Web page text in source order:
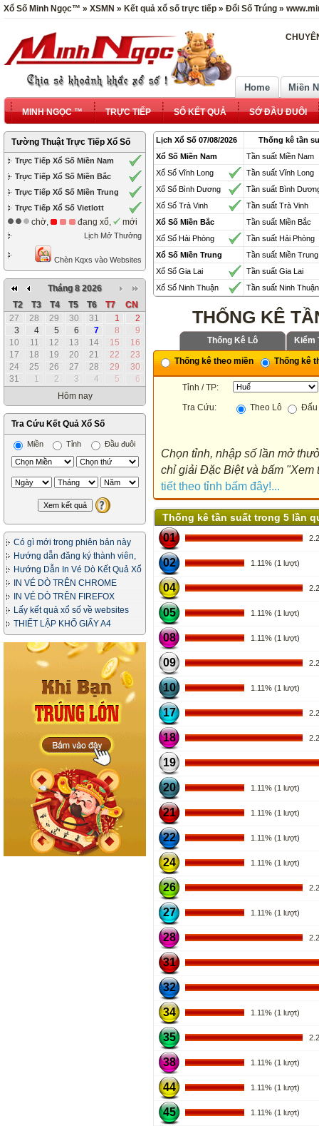
Xổ Số Minh Ngọc™ » XSMN » Kết quả xổ số trực tiếp » Đổi Số Trúng »
Home Miền
MINH NGỌC ™ TRỰC TIẾP SỔ KẾT QUẢ SỚ ĐẦU ĐUÔI
Tường Thuật Trực Tiếp Xổ Số
Trực Tiếp Xổ Số Miền Nam
Trực Tiếp Xổ Số Miền Bắc
Trực Tiếp Xổ Số Miền Trung
Trực Tiếp Xổ Số Vietlott
chờ, đang xổ, mới
Lịch Mở Thưởng
Chèn Kqxs vào Websites
Tháng 8 2026
T2
T3 T4 T5 T6 T7
CN
27
28 29 30 31 1
2
3
4 5 6 7 8
9
10
11 12 13 14 15
16
17
18 19 20 21 22
23
24
25 26 27 28 29
30
31
1 2 3 4 5
6
Hôm nay
Tra Cứu Kết Quả Xổ Số
Miền Tỉnh Đầu đuôi
Có gì mới trong phiên bản này
Hướng dẫn đăng ký thành viên,
in vé dò
Hướng Dẫn In Vé Dò Kết Quả Xổ
SốIN VÉ DÒ TRÊN CHROME
IN VÉ DÒ TRÊN FIREFOX
Lấy kết quả xổ số về websites
của bạn
THIẾT LẬP KHỔ GIẤY A4
Lịch Xổ Số 07/08/2026
Thống kê tần
Xổ Số Miền Nam
Tần suất Miền Nam
Xổ Số Vĩnh Long
Tần suất Vĩnh Long
Xổ Số Bình Dương
Tần suất Bình
Xổ Số Trà Vinh
Tần suất Trà Vinh
Xổ Số Miền Bắc
Tần suất Miền Bắc
Xổ Số Hải Phòng
Tần suất Hải Phòng
Xổ Số Miền Trung
Tần suất Miền Trung
Xổ Số Gia Lai
Tần suất Gia Lai
Xổ Số Ninh Thuận
Tần suất Ninh Thuận
THỐNG KÊ
Thống Kê Lô Kiểm
Thống kê theo miền Thống kê
Tỉnh / TP:
Tra Cứu:
Theo Lô Đấu
Chọn tỉnh, nhập số lần mở
chỉ giải Đặc Biệt và bấm "Xem
tiết theo tỉnh bấm đây!...
Thống kê tần suất trong 5 lần
01
02 1.11% (1 lượt)
04
05 1.11% (1 lượt)
08 1.11% (1 lượt)
09
10 1.11% (1 lượt)
17
18
19
20 1.11% (1 lượt)
21 1.11% (1 lượt)
22 1.11% (1 lượt)
24 1.11% (1 lượt)
26
27 1.11% (1 lượt)
28
31
32
34 1.11% (1 lượt)
35
38 1.11% (1 lượt)
44 1.11% (1 lượt)
45 1.11% (1 lượt)